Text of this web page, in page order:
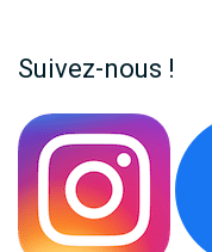
Suivez-nous !